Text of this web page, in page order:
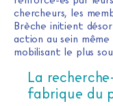
chercheurs, les
Brèche initient
action au sein
mobilisant le plus
La
fabrique du